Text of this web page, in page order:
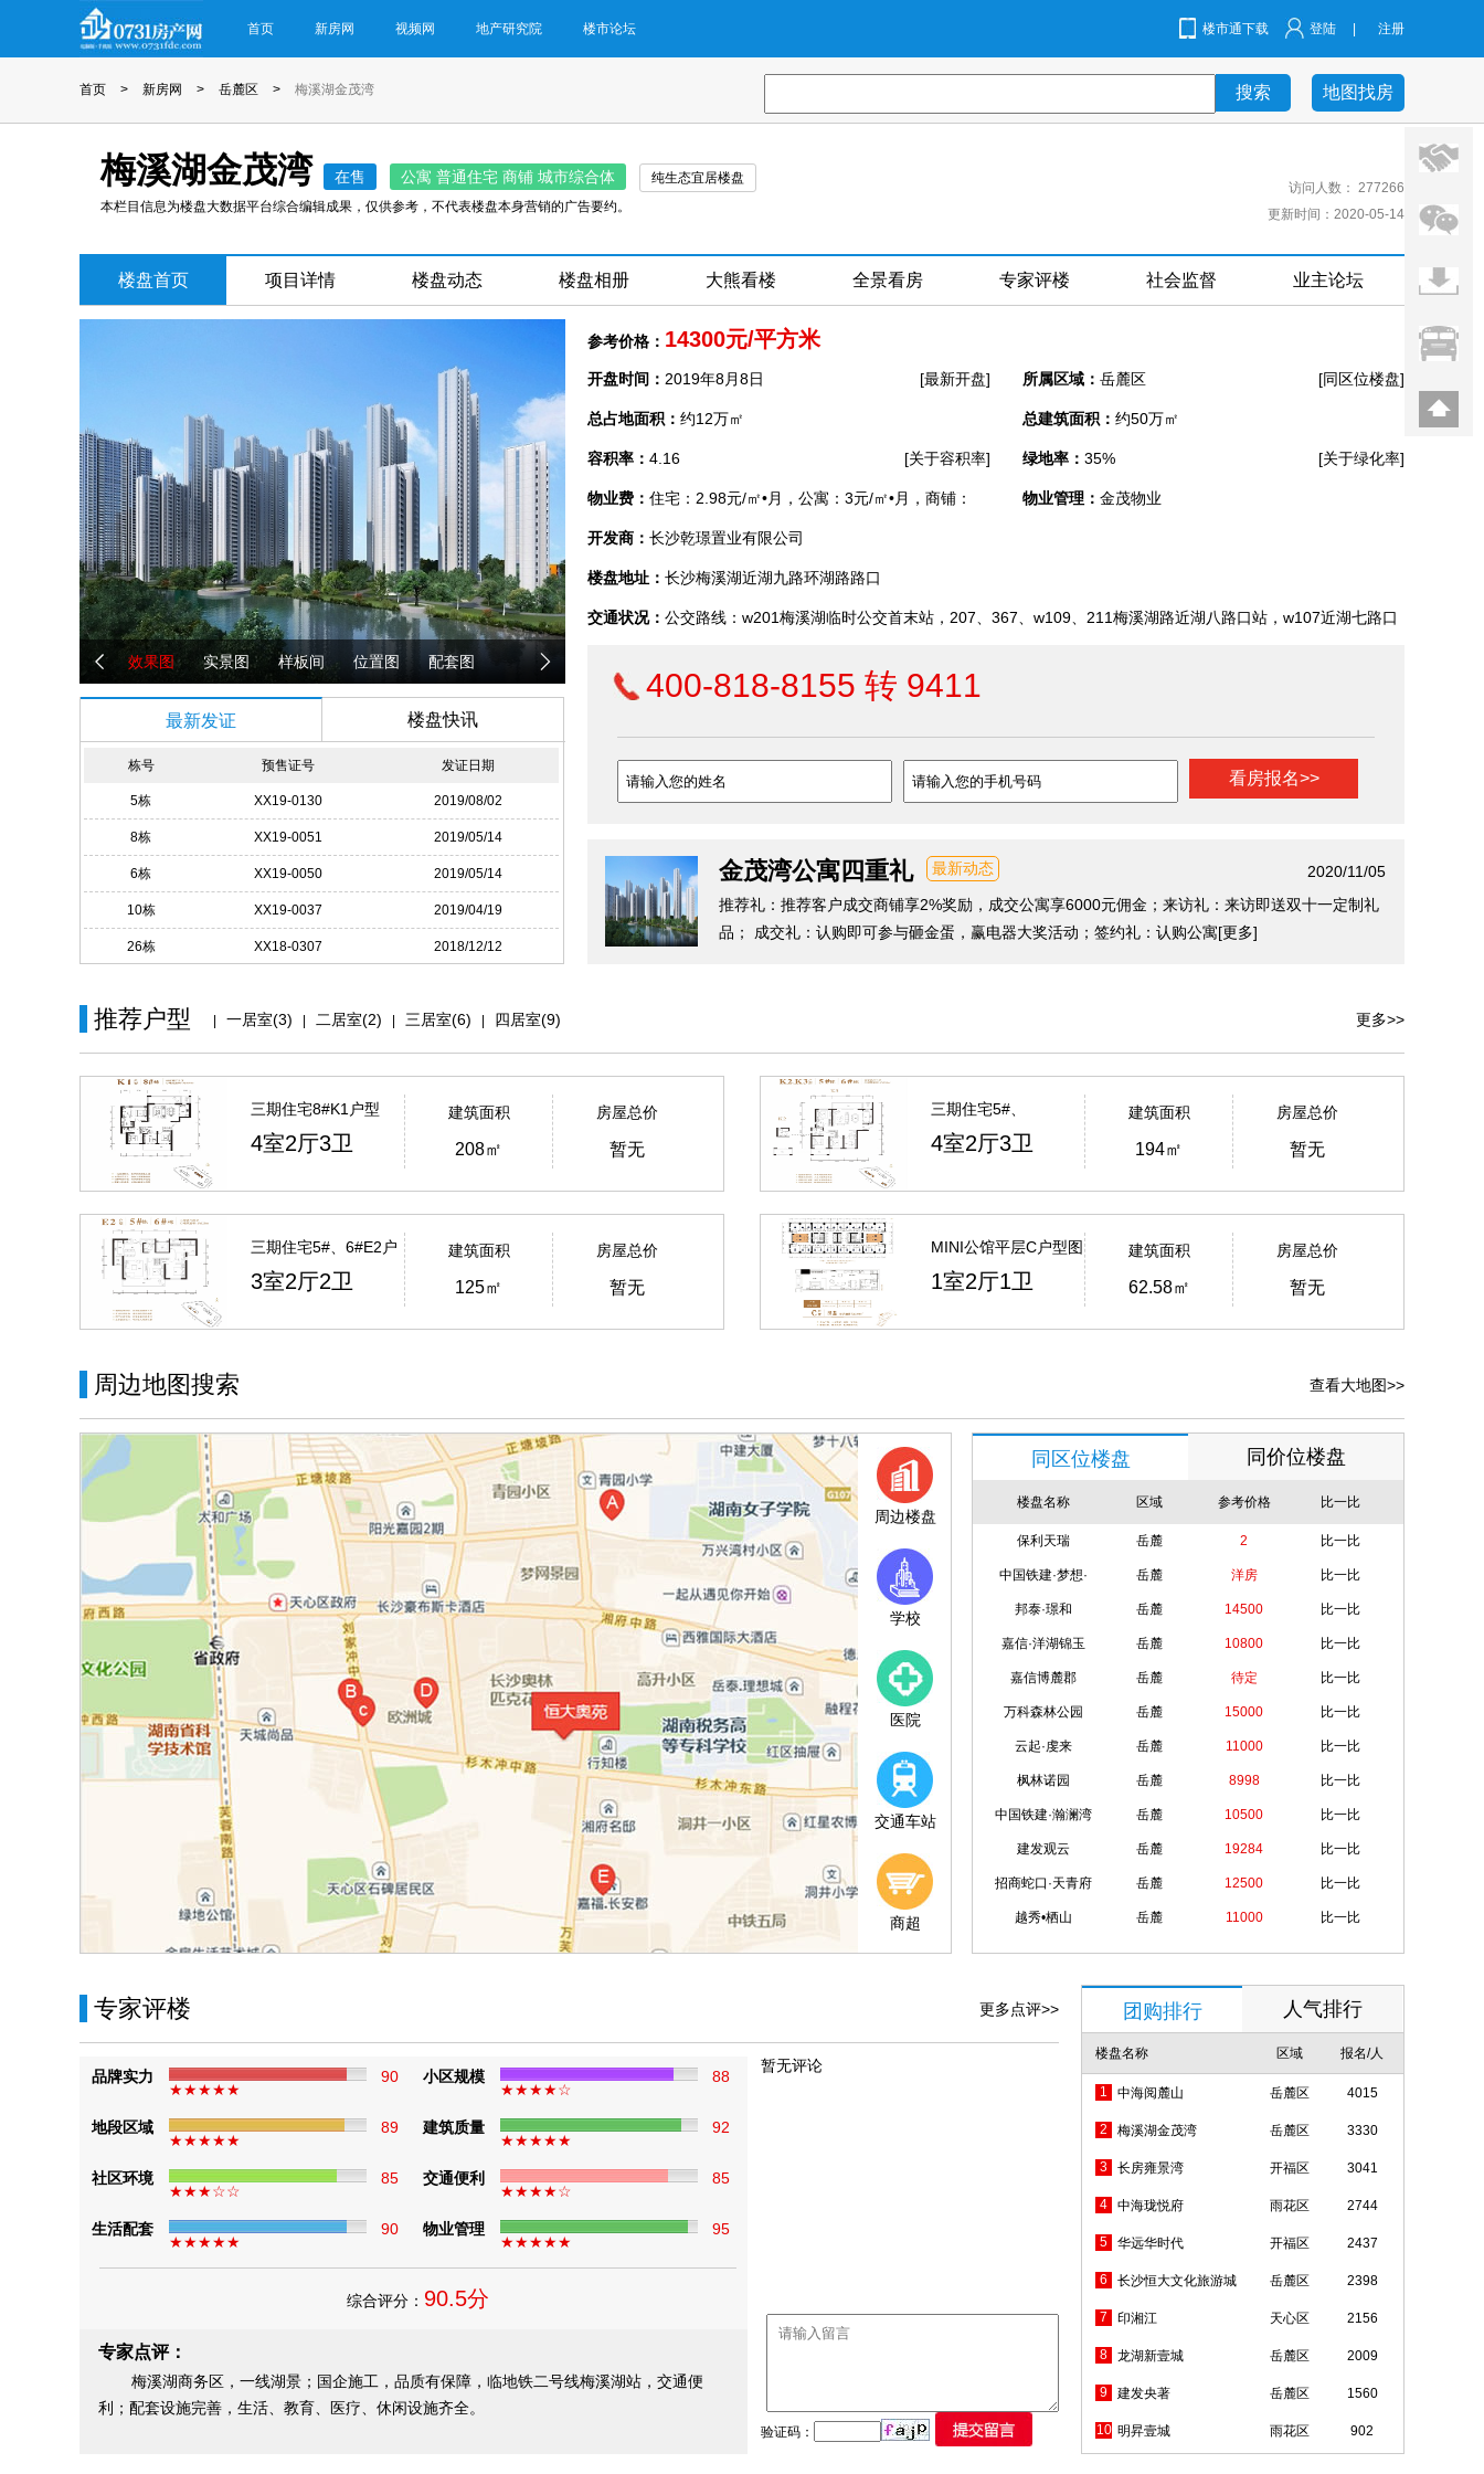
首页 新房网 视频网 地产研究院 楼市论坛 楼市通下载 登陆 注册
首页 > 新房网 > 岳麓区 > 梅溪湖金茂湾 地图找房
梅溪湖金茂湾 在售 公寓 普通住宅 商铺 城市综合体
纯生态宜居楼盘
本栏目信息为楼盘大数据平台综合编辑成果，仅供参考，不代表楼盘本身营销的广告要约。
访问人数： 277266
更新时间：2020-05-14
楼盘首页 项目详情 楼盘动态 楼盘相册 大熊看楼 全景看房 专家评楼 社会监督 业主论坛
效果图 实景图 样板间 位置图 配套图
最新发证 楼盘快讯
栋号 预售证号 发证日期
5栋 XX19-0130 2019/08/02
8栋 XX19-0051 2019/05/14
6栋 XX19-0050 2019/05/14
10栋 XX19-0037 2019/04/19
26栋 XX18-0307 2018/12/12
参考价格： 14300元/平方米
[最新开盘]
开盘时间： 2019年8月8日 [同区位楼盘]
所属区域： 岳麓区
总占地面积： 约12万㎡ 总建筑面积： 约50万㎡
[关于容积率]
容积率： 4.16 [关于绿化率]
绿地率： 35%
物业费： 住宅：2.98元/㎡•月，公寓：3元/㎡•月，商铺：
4.68元/㎡•月
物业管理： 金茂物业
开发商： 长沙乾璟置业有限公司
楼盘地址： 长沙梅溪湖近湖九路环湖路路口
交通状况： 公交路线：w201梅溪湖临时公交首末站，207、367、w109、211梅溪湖路近湖八路口站，w107近湖七路口
400-818-8155 转 9411
金茂湾公寓四重礼 最新动态
2020/11/05
推荐礼：推荐客户成交商铺享2%奖励，成交公寓享6000元佣金；来访礼：来访即送双十一定制礼
品； 成交礼：认购即可参与砸金蛋，赢电器大奖活动；签约礼：认购公寓[更多]
推荐户型 一居室(3) 二居室(2) 三居室(6) 四居室(9) 更多>>
三期住宅8#K1户型
4室2厅3卫
建筑面积
208㎡
房屋总价
暂无
三期住宅5#、
6#K2/K3户型
4室2厅3卫
建筑面积
194㎡
房屋总价
暂无
三期住宅5#、6#E2户
型
3室2厅2卫
建筑面积
125㎡
房屋总价
暂无
MINI公馆平层C户型图
1室2厅1卫
建筑面积
62.58㎡
房屋总价
暂无
周边地图搜索 查看大地图>>
周边楼盘
学校
医院
交通车站
商超
同区位楼盘 同价位楼盘
楼盘名称 区域 参考价格 比一比
保利天瑞 岳麓 2 比一比
中国铁建·梦想· 岳麓 洋房 比一比
邦泰·璟和 岳麓 14500 比一比
嘉信·洋湖锦玉 岳麓 10800 比一比
嘉信博麓郡 岳麓 待定 比一比
万科森林公园 岳麓 15000 比一比
云起·虔来 岳麓 11000 比一比
枫林诺园 岳麓 8998 比一比
中国铁建·瀚澜湾 岳麓 10500 比一比
建发观云 岳麓 19284 比一比
招商蛇口·天青府 岳麓 12500 比一比
越秀•栖山 岳麓 11000 比一比
专家评楼 更多点评>>
品牌实力
★★★★★
90 小区规模
★★★★☆
88
地段区域
★★★★★
89 建筑质量
★★★★★
92
社区环境
★★★☆☆
85 交通便利
★★★★☆
85
生活配套
★★★★★
90 物业管理
★★★★★
95
综合评分： 90.5分
专家点评：
梅溪湖商务区，一线湖景；国企施工，品质有保障，临地铁二号线梅溪湖站，交通便
利；配套设施完善，生活、教育、医疗、休闲设施齐全。
暂无评论
验证码：
团购排行 人气排行
楼盘名称 区域 报名/人
1 中海阅麓山 岳麓区 4015
2 梅溪湖金茂湾 岳麓区 3330
3 长房雍景湾 开福区 3041
4 中海珑悦府 雨花区 2744
5 华远华时代 开福区 2437
6 长沙恒大文化旅游城 岳麓区 2398
7 印湘江 天心区 2156
8 龙湖新壹城 岳麓区 2009
9 建发央著 岳麓区 1560
10 明昇壹城 雨花区 902